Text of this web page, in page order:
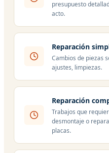
presupuesto
acto.
Reparación
Cambios de piezas
ajustes, limpiezas.
Reparación
Trabajos que
desmontaje o
placas.